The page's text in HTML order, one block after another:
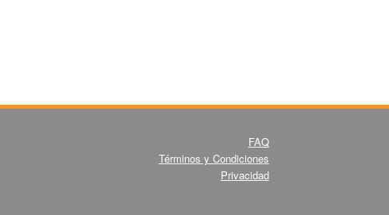
FAQ
Términos y Condiciones
Privacidad